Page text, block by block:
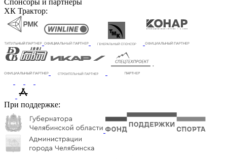
Спонсоры и партнеры
ХК Трактор:
При поддержке: